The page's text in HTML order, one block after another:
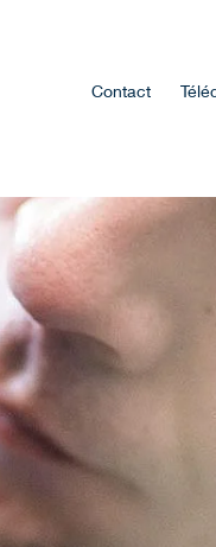
Contact